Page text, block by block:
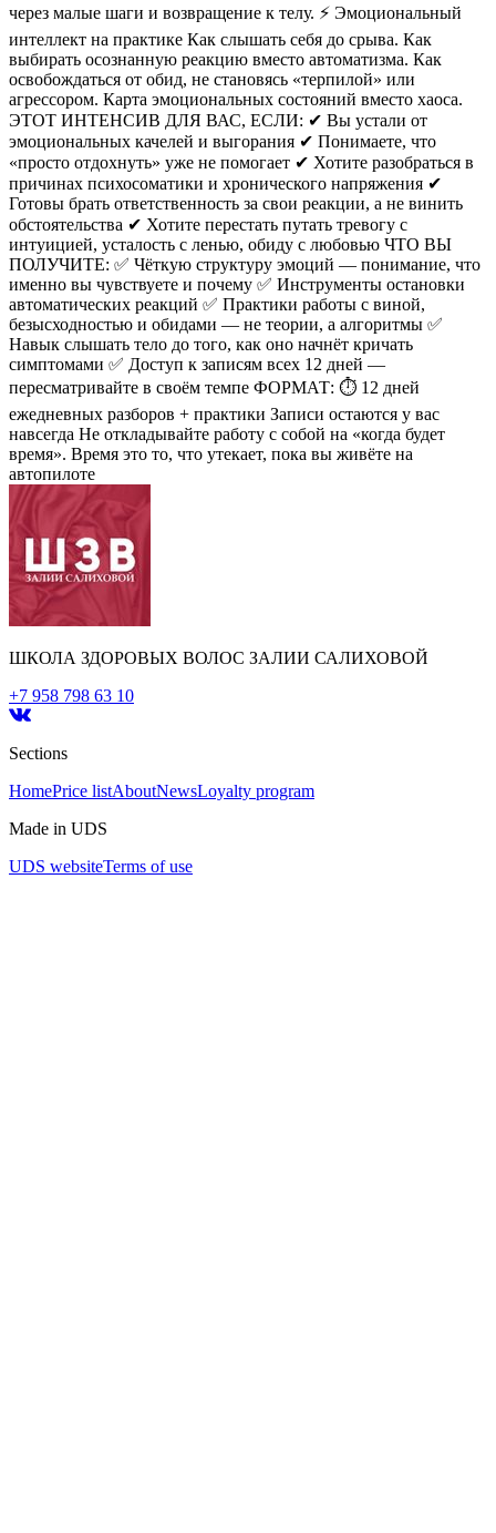
через малые шаги и возвращение к телу. ⚡ Эмоциональный
интеллект на практике Как слышать себя до срыва. Как
выбирать осознанную реакцию вместо автоматизма. Как
освобождаться от обид, не становясь «терпилой» или
агрессором. Карта эмоциональных состояний вместо хаоса.
ЭТОТ ИНТЕНСИВ ДЛЯ ВАС, ЕСЛИ: ✔ Вы устали от
эмоциональных качелей и выгорания ✔ Понимаете, что
«просто отдохнуть» уже не помогает ✔ Хотите разобраться в
причинах психосоматики и хронического напряжения ✔
Готовы брать ответственность за свои реакции, а не винить
обстоятельства ✔ Хотите перестать путать тревогу с
интуицией, усталость с ленью, обиду с любовью ЧТО ВЫ
ПОЛУЧИТЕ: ✅ Чёткую структуру эмоций — понимание, что
именно вы чувствуете и почему ✅ Инструменты остановки
автоматических реакций ✅ Практики работы с виной,
безысходностью и обидами — не теории, а алгоритмы ✅
Навык слышать тело до того, как оно начнёт кричать
симптомами ✅ Доступ к записям всех 12 дней —
пересматривайте в своём темпе ФОРМАТ: ⏱ 12 дней
ежедневных разборов + практики Записи остаются у вас
навсегда Не откладывайте работу с собой на «когда будет
время». Время это то, что утекает, пока вы живёте на
автопилоте
ШКОЛА ЗДОРОВЫХ ВОЛОС ЗАЛИИ САЛИХОВОЙ
+7 958 798 63 10
Sections
HomePrice listAboutNewsLoyalty program
Made in UDS
UDS websiteTerms of use